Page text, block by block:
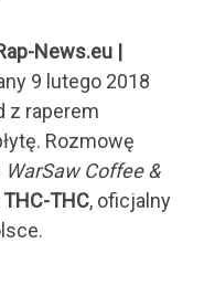
News.eu |
9 lutego 2018
z raperem
Rozmowę
WarSaw Coffee &
THC-THC, oficjalny